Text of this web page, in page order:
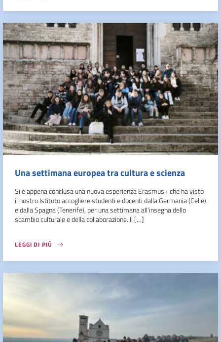
Una settimana europea tra cultura e scienza
Si è appena conclusa una nuova esperienza Erasmus+ che ha visto
il nostro Istituto accogliere studenti e docenti dalla Germania (Celle)
e dalla Spagna (Tenerife), per una settimana all’insegna dello
scambio culturale e della collaborazione. Il […]
LEGGI DI PIÙ